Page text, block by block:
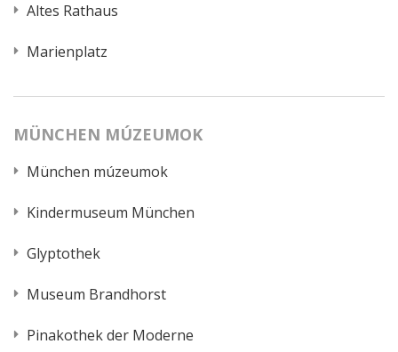
Altes Rathaus
Marienplatz
MÜNCHEN MÚZEUMOK
München múzeumok
Kindermuseum München
Glyptothek
Museum Brandhorst
Pinakothek der Moderne